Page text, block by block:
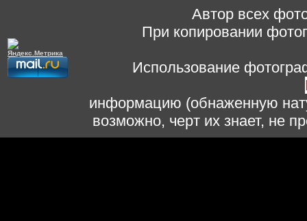
Автор всех
При копировании
Использование
информацию (обнаженную
возможно, черт их знает, не